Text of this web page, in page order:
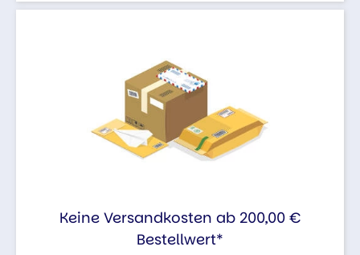
Keine Versandkosten ab 200,00 €
Bestellwert*